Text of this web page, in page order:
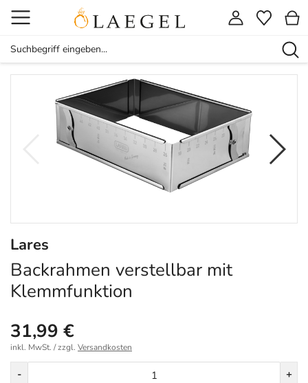
Lares
Backrahmen verstellbar mit
Klemmfunktion
31,99 €
inkl. MwSt. / zzgl. Versandkosten
- +